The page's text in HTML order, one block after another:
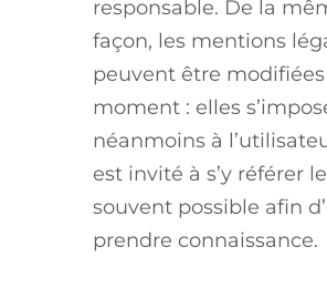
responsable. De la
façon, les mentions
peuvent être
moment : elles
néanmoins à
est invité à s’y référer
souvent possible afin
prendre connaissance.